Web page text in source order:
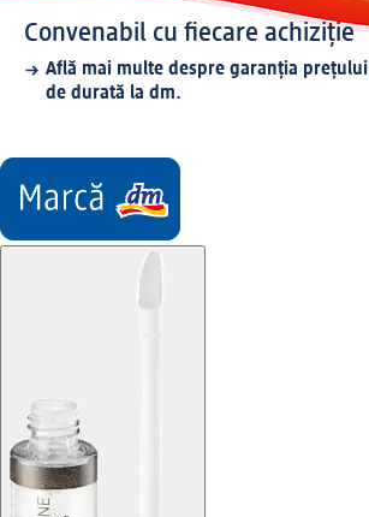
Convenabil cu fiecare achiziție
Află mai multe despre garanția prețului
de durată la dm.